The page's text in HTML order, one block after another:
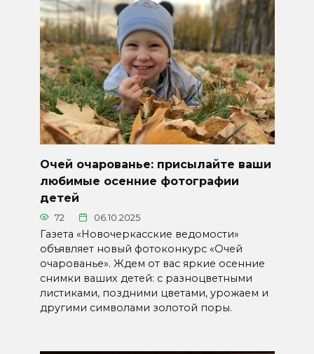
Очей очарованье: присылайте ваши
любимые осенние фотографии
детей
72 06.10.2025
Газета «Новочеркасские ведомости»
объявляет новый фотоконкурс «Очей
очарованье». Ждем от вас яркие осенние
снимки ваших детей: с разноцветными
листиками, поздними цветами, урожаем и
другими символами золотой поры.